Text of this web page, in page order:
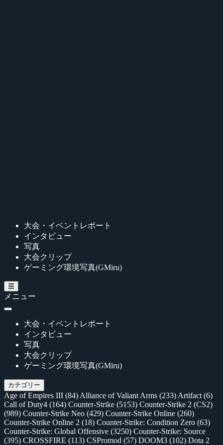
大会・イベントレポート
インタビュー
写真
大会クリップ
ゲーミング環境写真(GMiru)
メニュー
大会・イベントレポート
インタビュー
写真
大会クリップ
ゲーミング環境写真(GMiru)
カテゴリー
Age of Empires III (84) Alliance of Valiant Arms (233) Artifact (6)
Call of Duty4 (164) Counter-Strike (5153) Counter-Strike 2 (CS2)
(989) Counter-Strike Neo (429) Counter-Strike Online (260)
Counter-Strike Online 2 (18) Counter-Strike: Condition Zero (63)
Counter-Strike: Global Offensive (3250) Counter-Strike: Source
(395) CROSSFIRE (113) CSPromod (57) DOOM3 (102) Dota 2